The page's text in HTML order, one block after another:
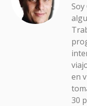
en
30